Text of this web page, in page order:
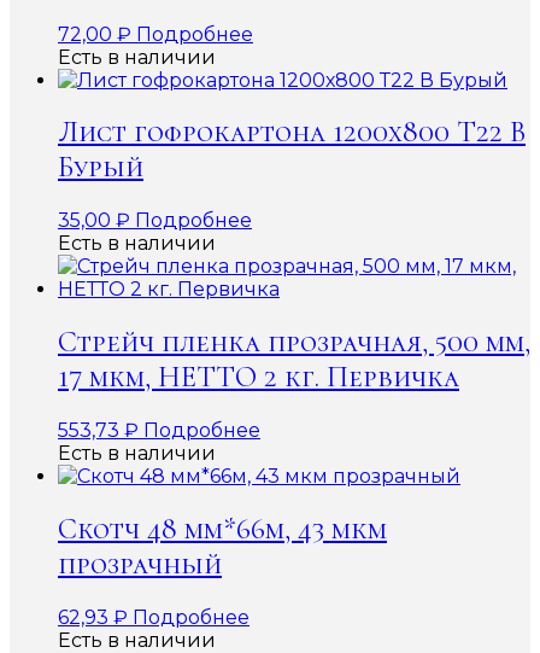
72,00 ₽ Подробнее
Есть в наличии
Лист гофрокартона 1200х800 Т22 В
Бурый
35,00 ₽ Подробнее
Есть в наличии
Стрейч пленка прозрачная, 500 мм,
17 мкм, НЕТТО 2 кг. Первичка
553,73 ₽ Подробнее
Есть в наличии
Скотч 48 мм*66м, 43 мкм
прозрачный
62,93 ₽ Подробнее
Есть в наличии